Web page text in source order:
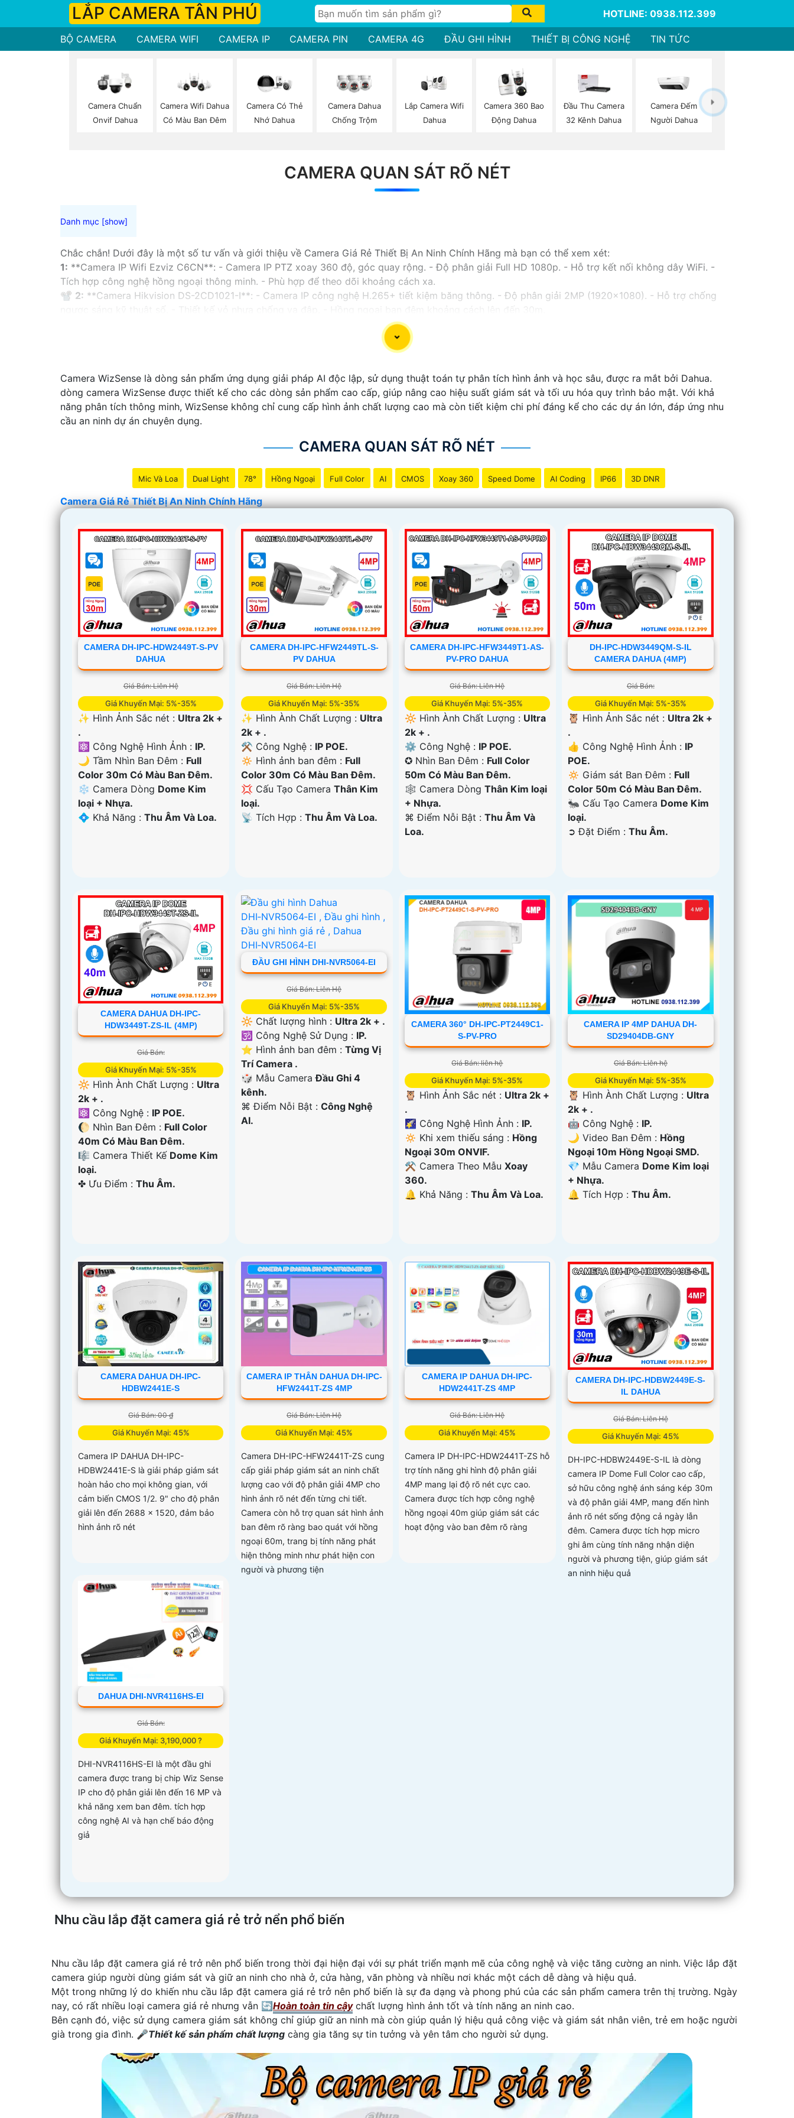
LẮP CAMERA TÂN PHÚ HOTLINE: 0938.112.399
BỘ CAMERA CAMERA WIFI CAMERA IP CAMERA PIN CAMERA 4G ĐẦU GHI HÌNH THIẾT BỊ CÔNG NGHỆ TIN TỨC
Camera Chuẩn
Onvif Dahua
Camera Wifi Dahua
Có Màu Ban Đêm
Camera Có Thẻ
Nhớ Dahua
Camera Dahua
Chống Trộm
Lắp Camera Wifi
Dahua
Camera 360 Bao
Động Dahua
Đầu Thu Camera
32 Kênh Dahua
Camera Đếm
Người Dahua
CAMERA QUAN SÁT RÕ NÉT
Chắc chắn! Dưới đây là một số tư vấn và giới thiệu về Camera Giá Rẻ Thiết Bị An Ninh Chính Hãng mà bạn có thể xem xét:
1: **Camera IP Wifi Ezviz C6CN**: - Camera IP PTZ xoay 360 độ, góc quay rộng. - Độ phân giải Full HD 1080p. - Hỗ trợ kết nối không dây WiFi. -
Tích hợp công nghệ hồng ngoại thông minh. - Phù hợp để theo dõi khoảng cách xa.
📽 2: **Camera Hikvision DS-2CD1021-I**: - Camera IP công nghệ H.265+ tiết kiệm băng thông. - Độ phân giải 2MP (1920x1080). - Hỗ trợ chống
**Camera Dahua HDCVI HAC-HFW1200T**: - Camera HDCVI 2MP hỗ trợ chất lượng hình ảnh cao. - Lens cố định 3.6mm. - Tầm quan sát hồng
ngoại lên đến 20m. - Chống ngược sáng Digital WDR, cân bằng sáng, chống nhiễu 3D. - Giá phải chăng với chất lượng
Nhớ kiểm tra và lựa chọn sản phẩm phù hợp với nhu cầu sử dụng và không gian lắp đặt của bạn. Bạn có thể tham khảo thêm thông tin chi tiết và mua
Camera WizSense là dòng sản phẩm ứng dụng giải pháp AI độc lập, sử dụng thuật toán tự phân tích hình ảnh và học sâu, được ra mắt bởi Dahua.
dòng camera WizSense được thiết kế cho các dòng sản phẩm cao cấp, giúp nâng cao hiệu suất giám sát và tối ưu hóa quy trình bảo mật. Với khả
năng phân tích thông minh, WizSense không chỉ cung cấp hình ảnh chất lượng cao mà còn tiết kiệm chi phí đáng kể cho các dự án lớn, đáp ứng nhu
cầu an ninh dự án chuyên dụng.
CAMERA QUAN SÁT RÕ NÉT
Mic Và Loa Dual Light 78° Hồng Ngoại Full Color AI CMOS Xoay 360 Speed Dome AI Coding IP66 3D DNR
Camera Giá Rẻ Thiết Bị An Ninh Chính Hãng
CAMERA DH-IPC-HDW2449T-S-PV
DAHUA
Giá Bán: Liên Hệ
Giá Khuyến Mại: 5%-35%
✨ Hình Ảnh Sắc nét : Ultra 2k +
.
⚛️ Công Nghệ Hình Ảnh : IP.
🌙 Tầm Nhìn Ban Đêm : Full
Color 30m Có Màu Ban Ðêm.
❄ Camera Dòng Dome Kim
loại + Nhựa.
️💠 Khả Năng : Thu Âm Và Loa.
CAMERA DH-IPC-HFW2449TL-S-
PV DAHUA
Giá Bán: Liên Hệ
Giá Khuyến Mại: 5%-35%
✨ Hình Ành Chất Lượng : Ultra
2k + .
⚒ Công Nghệ : IP POE.
🔅 Hình ảnh ban đêm : Full
Color 30m Có Màu Ban Ðêm.
💢 Cấu Tạo CameraThân Kim
loại.
️📡 Tích Hợp :Thu Âm Và Loa.
CAMERA DH-IPC-HFW3449T1-AS-
PV-PRO DAHUA
Giá Bán: Liên Hệ
Giá Khuyến Mại: 5%-35%
🔆 Hình Ành Chất Lượng : Ultra
2k + .
⚙ Công Nghệ : IP POE.
✪ Nhìn Ban Đêm : Full Color
50m Có Màu Ban Ðêm.
🕸️ Camera Dòng Thân Kim loại
+ Nhựa.
️⌘ Điểm Nỗi Bật : Thu Âm Và
Loa.
DH-IPC-HDW3449QM-S-IL
CAMERA DAHUA (4MP)
Giá Bán:
Giá Khuyến Mại: 5%-35%
🦉 Hình Ảnh Sắc nét : Ultra 2k +
.
👍 Công Nghệ Hình Ảnh : IP
POE.
🔅 Giám sát Ban Đêm : Full
Color 50m Có Màu Ban Ðêm.
🐜 Cấu Tạo Camera Dome Kim
loại.
️➲ Đặt Điểm :Thu Âm.
CAMERA DAHUA DH-IPC-
HDW3449T-ZS-IL (4MP)
Giá Bán:
Giá Khuyến Mại: 5%-35%
🔆 Hình Ành Chất Lượng : Ultra
2k + .
⚛️ Công Nghệ : IP POE.
🌔 Nhìn Ban Đêm : Full Color
40m Có Màu Ban Ðêm.
🎼️ Camera Thiết Kế Dome Kim
loại.
️✤ Ưu Điểm : Thu Âm.
ĐẦU GHI HÌNH DHI-NVR5064-EI
Giá Bán: Liên Hệ
Giá Khuyến Mại: 5%-35%
🔆 Chất lượng hình : Ultra 2k + .
🕉️ Công Nghệ Sử Dụng : IP.
⭐ Hình ảnh ban đêm :Từng Vị
Trí Camera .
🎲 Mẫu CameraĐầu Ghi 4
kênh.
️⌘ Điểm Nỗi Bật :Công Nghệ
AI.
CAMERA 360° DH-IPC-PT2449C1-
S-PV-PRO
Giá Bán: liên hệ
Giá Khuyến Mại: 5%-35%
🦉 Hình Ảnh Sắc nét : Ultra 2k +
.
🌠 Công Nghệ Hình Ảnh : IP.
🔅 Khi xem thiếu sáng : Hồng
Ngoại 30m ONVIF.
⚒ Camera Theo Mẫu Xoay
360.
️🔔 Khả Năng : Thu Âm Và Loa.
CAMERA IP 4MP DAHUA DH-
SD29404DB-GNY
Giá Bán: Liên hệ
Giá Khuyến Mại: 5%-35%
🦉 Hình Ành Chất Lượng : Ultra
2k + .
🤖️ Công Nghệ : IP.
🌙 Video Ban Đêm : Hồng
Ngoại 10m Hồng Ngoại SMD.
💎 Mẫu Camera Dome Kim loại
+ Nhựa.
️🔔 Tích Hợp :Thu Âm.
CAMERA DAHUA DH-IPC-
HDBW2441E-S
Giá Bán: 00 ₫
Giá Khuyến Mại: 45%
Camera IP DAHUA DH-IPC-
HDBW2441E-S là giải pháp giám sát
hoàn hảo cho mọi không gian, với
cảm biến CMOS 1/2. 9" cho độ phân
giải lên đến 2688 × 1520, đảm bảo
hình ảnh rõ nét
CAMERA IP THÂN DAHUA DH-IPC-
HFW2441T-ZS 4MP
Giá Bán: Liên Hệ
Giá Khuyến Mại: 45%
Camera DH-IPC-HFW2441T-ZS cung
cấp giải pháp giám sát an ninh chất
lượng cao với độ phân giải 4MP cho
hình ảnh rõ nét đến từng chi tiết.
Camera còn hỗ trợ quan sát hình ảnh
ban đêm rõ ràng bao quát với hồng
ngoại 60m, trang bị tính năng phát
hiện thông minh như phát hiện con
người và phương tiện
CAMERA IP DAHUA DH-IPC-
HDW2441T-ZS 4MP
Giá Bán: Liên Hệ
Giá Khuyến Mại: 45%
Camera IP DH-IPC-HDW2441T-ZS hỗ
trợ tính năng ghi hình độ phân giải
4MP mang lại độ rõ nét cực cao.
Camera được tích hợp công nghệ
hồng ngoại 40m giúp giám sát các
hoạt động vào ban đêm rõ ràng
CAMERA DH-IPC-HDBW2449E-S-
IL DAHUA
Giá Bán: Liên Hệ
Giá Khuyến Mại: 45%
DH-IPC-HDBW2449E-S-IL là dòng
camera IP Dome Full Color cao cấp,
sở hữu công nghệ ánh sáng kép 30m
và độ phân giải 4MP, mang đến hình
ảnh rõ nét sống động cả ngày lẫn
đêm. Camera được tích hợp micro
ghi âm cùng tính năng nhận diện
người và phương tiện, giúp giám sát
an ninh hiệu quả
DAHUA DHI-NVR4116HS-EI
Giá Bán:
Giá Khuyến Mại: 3,190,000 ?
DHI-NVR4116HS-EI là một đầu ghi
camera được trang bị chip Wiz Sense
IP cho độ phân giải lên đến 16 MP và
khả năng xem ban đêm. tích hợp
công nghệ AI và hạn chế báo động
giả
Nhu cầu lắp đặt camera giá rẻ trở nển phổ biến
Nhu cầu lắp đặt camera giá rẻ trở nên phổ biến trong thời đại hiện đại với sự phát triển mạnh mẽ của công nghệ và việc tăng cường an ninh. Việc lắp đặt
camera giúp người dùng giám sát và giữ an ninh cho nhà ở, cửa hàng, văn phòng và nhiều nơi khác một cách dễ dàng và hiệu quả.
Một trong những lý do khiến nhu cầu lắp đặt camera giá rẻ trở nên phổ biến là sự đa dạng và phong phú của các sản phẩm camera trên thị trường. Ngày
nay, có rất nhiều loại camera giá rẻ nhưng vẫn 🔄Hoàn toàn tin cậychất lượng hình ảnh tốt và tính năng an ninh cao.
Bên cạnh đó, việc sử dụng camera giám sát không chỉ giúp giữ an ninh mà còn giúp quản lý hiệu quả công việc và giám sát nhân viên, trẻ em hoặc người
già trong gia đình. 🎤Thiết kế sản phẩm chất lượng càng gia tăng sự tin tưởng và yên tâm cho người sử dụng.